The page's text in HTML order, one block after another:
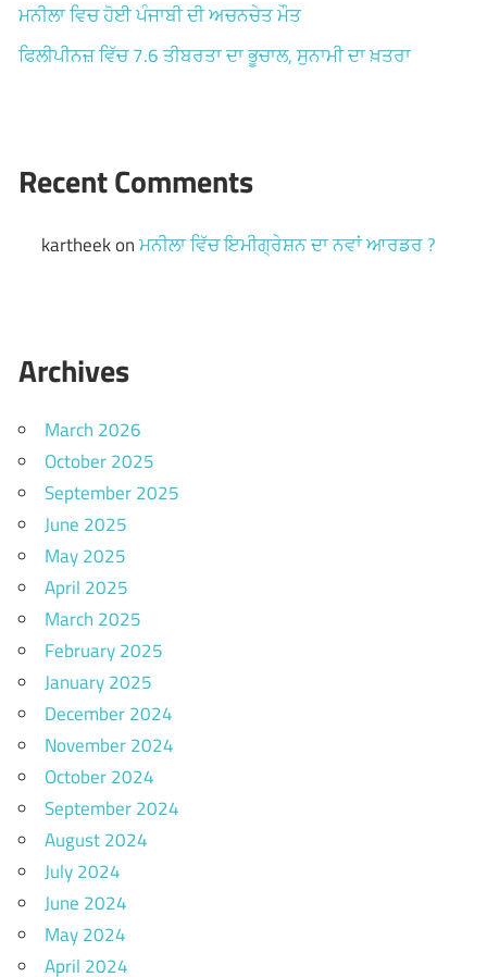
ਮਨੀਲਾ ਵਿਚ ਹੋਈ ਪੰਜਾਬੀ ਦੀ ਅਚਨਚੇਤ ਮੌਤ
ਫਿਲੀਪੀਨਜ਼ ਵਿੱਚ 7.6 ਤੀਬਰਤਾ ਦਾ ਭੂਚਾਲ, ਸੁਨਾਮੀ ਦਾ ਖ਼ਤਰਾ
Recent Comments
kartheekonਮਨੀਲਾ ਵਿੱਚ ਇਮੀਗ੍ਰੇਸ਼ਨ ਦਾ ਨਵਾਂ ਆਰਡਰ ?
Archives
March 2026
October 2025
September 2025
June 2025
May 2025
April 2025
March 2025
February 2025
January 2025
December 2024
November 2024
October 2024
September 2024
August 2024
July 2024
June 2024
May 2024
April 2024